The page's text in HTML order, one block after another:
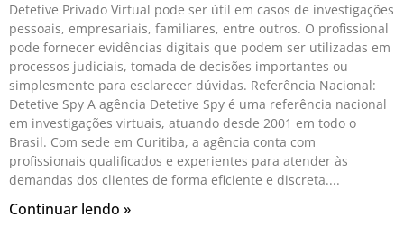
Detetive Privado Virtual pode ser útil em casos de investigações
pessoais, empresariais, familiares, entre outros. O profissional
pode fornecer evidências digitais que podem ser utilizadas em
processos judiciais, tomada de decisões importantes ou
simplesmente para esclarecer dúvidas. Referência Nacional:
Detetive Spy A agência Detetive Spy é uma referência nacional
em investigações virtuais, atuando desde 2001 em todo o
Brasil. Com sede em Curitiba, a agência conta com
profissionais qualificados e experientes para atender às
demandas dos clientes de forma eficiente e discreta.
Continuar lendo »